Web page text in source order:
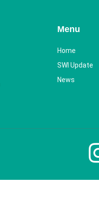
Menu
Home
SWI Update
News